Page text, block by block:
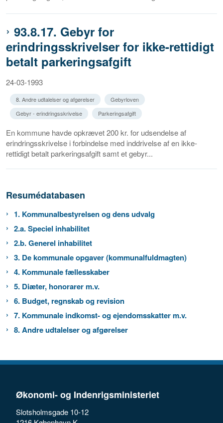
93.8.17. Gebyr for
erindringsskrivelser for ikke-rettidigt
betalt parkeringsafgift
24-03-1993
8. Andre udtalelser og afgørelser
Gebyrloven
Gebyr - erindringsskrivelse
Parkeringsafgift
En kommune havde opkrævet 200 kr. for udsendelse af
erindringsskrivelse i forbindelse med inddrivelse af en ikke-
rettidigt betalt parkeringsafgift samt et gebyr...
Resumédatabasen
1. Kommunalbestyrelsen og dens udvalg
2.a. Speciel inhabilitet
2.b. Generel inhabilitet
3. De kommunale opgaver (kommunalfuldmagten)
4. Kommunale fællesskaber
5. Diæter, honorarer m.v.
6. Budget, regnskab og revision
7. Kommunale indkomst- og ejendomsskatter m.v.
8. Andre udtalelser og afgørelser
Økonomi- og Indenrigsministeriet
Slotsholmsgade 10-12